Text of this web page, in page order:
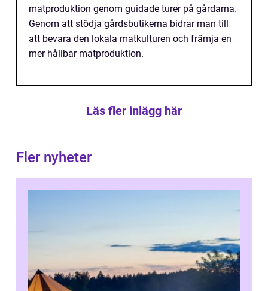
matproduktion genom guidade turer på gårdarna.
Genom att stödja gårdsbutikerna bidrar man till
att bevara den lokala matkulturen och främja en
mer hållbar matproduktion.
Läs fler inlägg här
Fler nyheter